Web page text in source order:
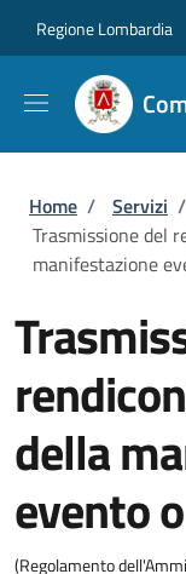
Regione Lombardia
Briciole
Home / Servizi /
Trasmissione del
manifestazione
della
evento
(Regolamento